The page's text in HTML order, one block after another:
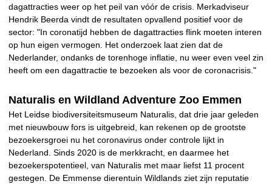
dagattracties weer op het peil van vóór de crisis. Merkadviseur
Hendrik Beerda vindt de resultaten opvallend positief voor de
sector: "In coronatijd hebben de dagattracties flink moeten interen
op hun eigen vermogen. Het onderzoek laat zien dat de
Nederlander, ondanks de torenhoge inflatie, nu weer even veel zin
heeft om een dagattractie te bezoeken als voor de coronacrisis."
Naturalis en Wildland Adventure Zoo Emmen
Het Leidse biodiversiteitsmuseum Naturalis, dat drie jaar geleden
met nieuwbouw fors is uitgebreid, kan rekenen op de grootste
bezoekersgroei nu het coronavirus onder controle lijkt in
Nederland. Sinds 2020 is de merkkracht, en daarmee het
bezoekerspotentieel, van Naturalis met maar liefst 11 procent
gestegen. De Emmense dierentuin Wildlands ziet zijn reputatie